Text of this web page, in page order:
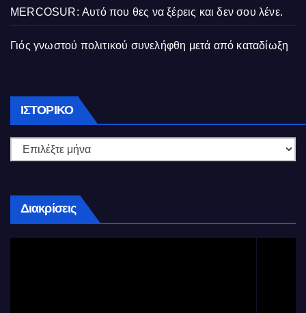
MERCOSUR: Αυτό που θες να ξέρεις και δεν σου λένε.
Γιός γνωστού πολιτικού συνελήφθη μετά από καταδίωξη
ΙΣΤΟΡΙΚΌ Ιστορικό
Διακρίσεις